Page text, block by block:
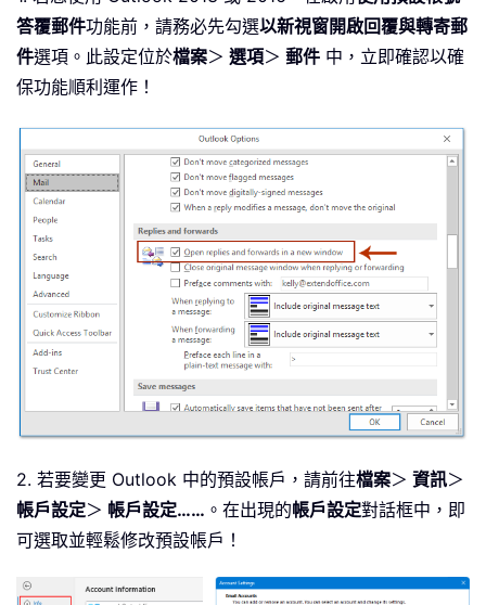
答覆郵件功能前，請務必先勾選以新視窗開啟回覆與轉寄郵
件選項。此設定位於檔案＞ 選項＞ 郵件 中，立即確認以確
保功能順利運作！
2. 若要變更 Outlook 中的預設帳戶，請前往檔案＞ 資訊＞
帳戶設定＞ 帳戶設定…… 。在出現的帳戶設定對話框中，即
可選取並輕鬆修改預設帳戶！